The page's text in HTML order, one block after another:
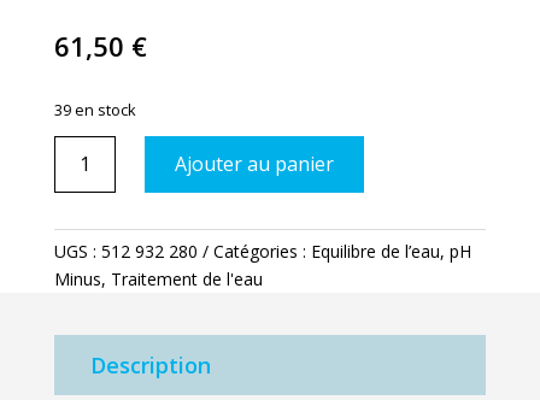
61,50 €
39 en stock
Minus
20L
35%
Ajouter au panier
UGS : 512 932 280 Catégories : Equilibre de l’eau, pH
Minus, Traitement de l'eau
Description